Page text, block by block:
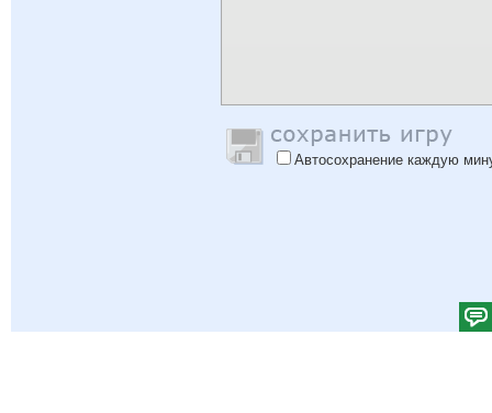
Автосохранение каждую